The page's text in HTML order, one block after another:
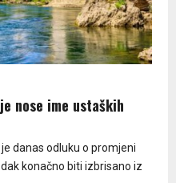
nose ime ustaških
danas odluku o promjeni
konačno biti izbrisano iz